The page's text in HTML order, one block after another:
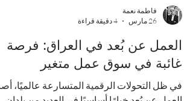
فاطمة نعمة
26 مارس
العمل عن بُعد في العراق: فرصة